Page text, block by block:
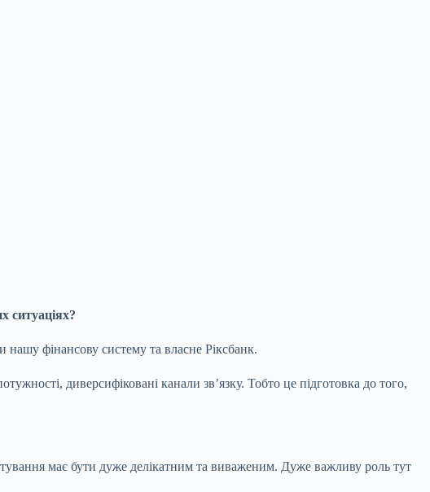
ситуаціях?
фінансову систему та власне Ріксбанк.
диверсифіковані канали звʼязку. Тобто це підготовка до того,
має бути дуже делікатним та виваженим. Дуже важливу роль тут